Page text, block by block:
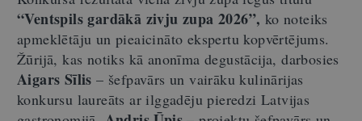
“Ventspils gardākā zivju zupa 2026”, ko noteiks
apmeklētāju un pieaicināto ekspertu kopvērtējums.
Žūrijā, kas notiks kā anonīma degustācija, darbosies
Aigars Sīlis – šefpavārs un vairāku kulinārijas
konkursu laureāts ar ilggadēju pieredzi Latvijas